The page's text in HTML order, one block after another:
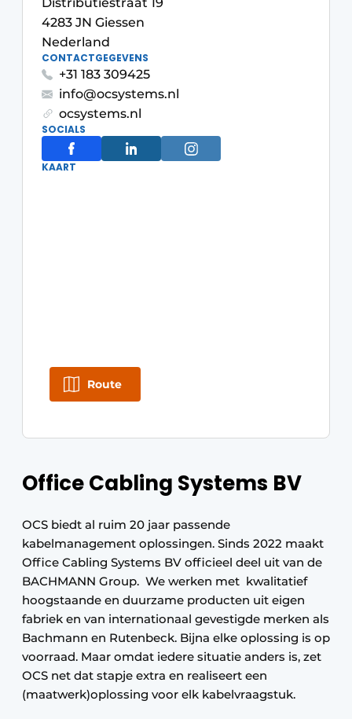
Office Cabling Systems BV
OCS biedt al ruim 20 jaar passende
kabelmanagement oplossingen. Sinds 2022 maakt
Office Cabling Systems BV officieel deel uit van de
BACHMANN Group. We werken met kwalitatief
hoogstaande en duurzame producten uit eigen
fabriek en van internationaal gevestigde merken als
Bachmann en Rutenbeck. Bijna elke oplossing is op
voorraad. Maar omdat iedere situatie anders is, zet
OCS net dat stapje extra en realiseert een
(maatwerk)oplossing voor elk kabelvraagstuk.
4283 JN Giessen
Nederland
CONTACTGEGEVENS
+31 183 309425
info@ocsystems.nl
ocsystems.nl
SOCIALS
KAART
Route